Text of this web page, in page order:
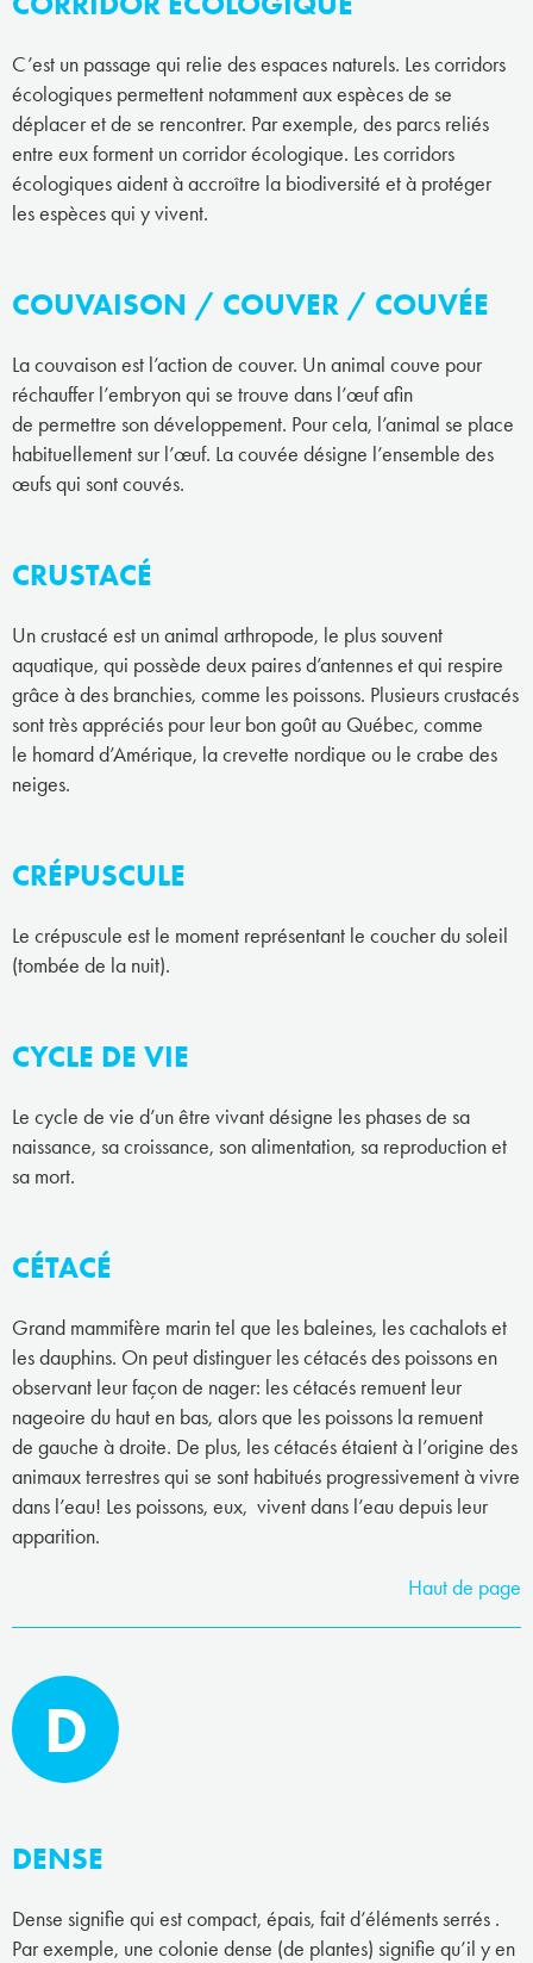
C’est un passage qui relie des espaces naturels. Les corridors
écologiques permettent notamment aux espèces de se
déplacer et de se rencontrer. Par exemple, des parcs reliés
entre eux forment un corridor écologique. Les corridors
écologiques aident à accroître la biodiversité et à protéger
les espèces qui y vivent.
COUVAISON / COUVER / COUVÉE
La couvaison est l’action de couver. Un animal couve pour
réchauffer l’embryon qui se trouve dans l’œuf afin
de permettre son développement. Pour cela, l’animal se place
habituellement sur l’œuf. La couvée désigne l’ensemble des
œufs qui sont couvés.
CRUSTACÉ
Un crustacé est un animal arthropode, le plus souvent
aquatique, qui possède deux paires d’antennes et qui respire
grâce à des branchies, comme les poissons. Plusieurs crustacés
sont très appréciés pour leur bon goût au Québec, comme
le homard d’Amérique, la crevette nordique ou le crabe des
neiges.
CRÉPUSCULE
Le crépuscule est le moment représentant le coucher du soleil
(tombée de la nuit).
CYCLE DE VIE
Le cycle de vie d’un être vivant désigne les phases de sa
naissance, sa croissance, son alimentation, sa reproduction et
sa mort.
CÉTACÉ
Grand mammifère marin tel que les baleines, les cachalots et
les dauphins. On peut distinguer les cétacés des poissons en
observant leur façon de nager: les cétacés remuent leur
nageoire du haut en bas, alors que les poissons la remuent
de gauche à droite. De plus, les cétacés étaient à l’origine des
animaux terrestres qui se sont habitués progressivement à vivre
dans l’eau! Les poissons, eux, vivent dans l’eau depuis leur
apparition.
Haut de page
D
DENSE
Dense signifie qui est compact, épais, fait d’éléments serrés .
Par exemple, une colonie dense (de plantes) signifie qu’il y en